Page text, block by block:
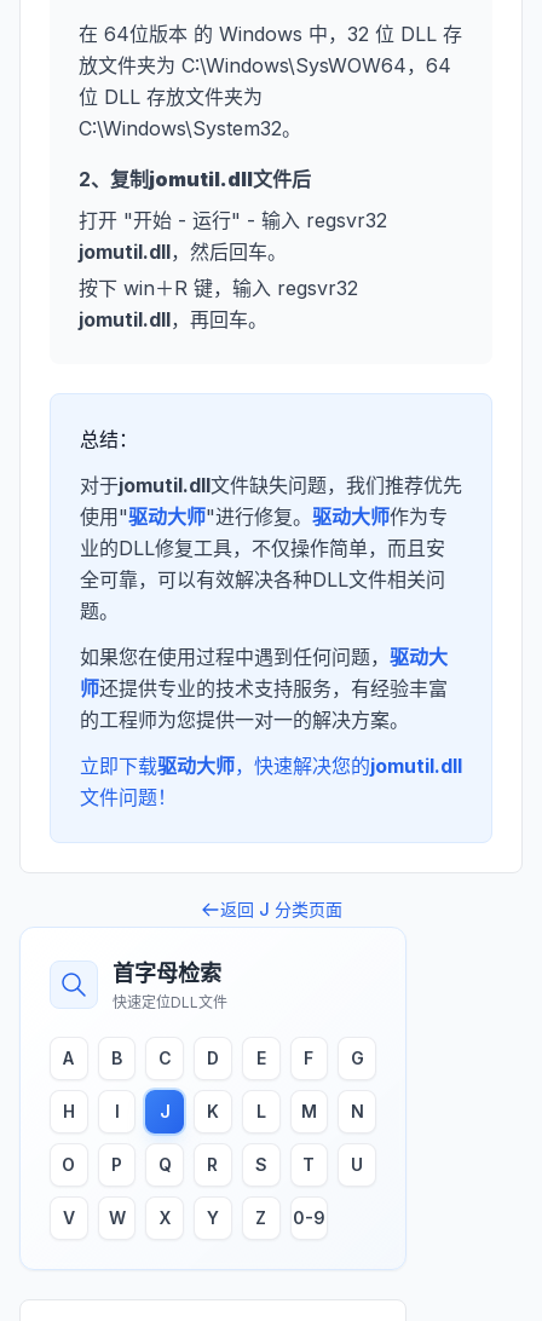
在 64位版本 的 Windows 中，32 位 DLL 存
放文件夹为 C:\Windows\SysWOW64，64
位 DLL 存放文件夹为
C:\Windows\System32。
2、复制 jomutil.dll文件后
打开 "开始 - 运行" - 输入 regsvr32
jomutil.dll，然后回车。
按下 win＋R 键，输入 regsvr32
jomutil.dll，再回车。
总结：
对于jomutil.dll文件缺失问题，我们推荐优先
使用"驱动大师"进行修复。 驱动大师作为专
业的DLL修复工具，不仅操作简单，而且安
全可靠，可以有效解决各种DLL文件相关问
题。
如果您在使用过程中遇到任何问题， 驱动大
师还提供专业的技术支持服务，有经验丰富
的工程师为您提供一对一的解决方案。
立即下载驱动大师，快速解决您的jomutil.dll
文件问题！
返回 J 分类页面
首字母检索
快速定位DLL文件
A B C D E F G
H I J K L M N
O P Q R S T U
V W X Y Z 0-9